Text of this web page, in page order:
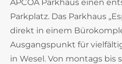
APCOA Parkhaus einen
Parkplatz. Das Parkhaus
direkt in einem
Ausgangspunkt für
in Wesel. Von montags bis